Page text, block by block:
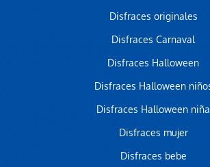
Disfraces originales
Disfraces Carnaval
Disfraces Halloween
Disfraces Halloween
Disfraces Halloween niña
Disfraces mujer
Disfraces bebe